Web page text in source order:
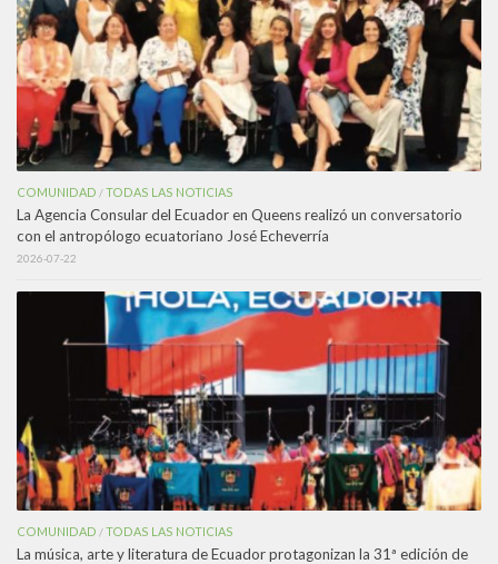
COMUNIDAD /TODAS LAS NOTICIAS
La Agencia Consular del Ecuador en Queens realizó un conversatorio
con el antropólogo ecuatoriano José Echeverría
2026-07-22
COMUNIDAD /TODAS LAS NOTICIAS
La música, arte y literatura de Ecuador protagonizan la 31ª edición de